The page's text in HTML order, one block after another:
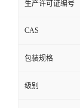
生产许可证编号
CAS
包装规格
级别